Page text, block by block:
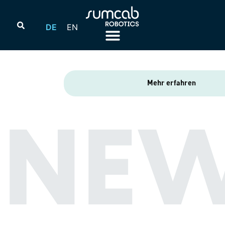
DE EN
Mehr erfahren